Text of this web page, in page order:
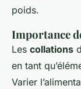
poids.
Importance
Les collations
en tant
Varier